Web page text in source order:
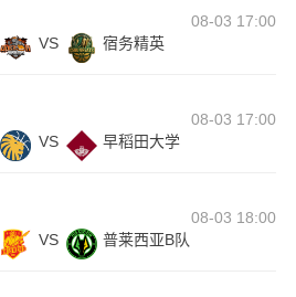
08-03 17:00
VS 宿务精英
08-03 17:00
VS 早稻田大学
08-03 18:00
VS 普莱西亚B队